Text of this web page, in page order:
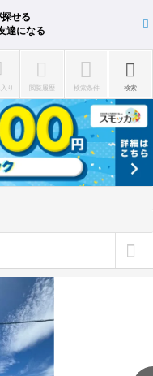
せる
達になる
り 閲覧履歴 検索条件 検索